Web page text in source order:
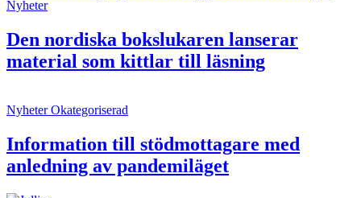
Nyheter
Den nordiska bokslukaren lanserar
material som kittlar till läsning
NyheterOkategoriserad
Information till stödmottagare med
anledning av pandemiläget